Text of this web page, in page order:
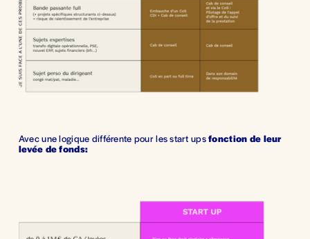
Avec une logique différente pour les start ups fonction de leur
levée de fonds: